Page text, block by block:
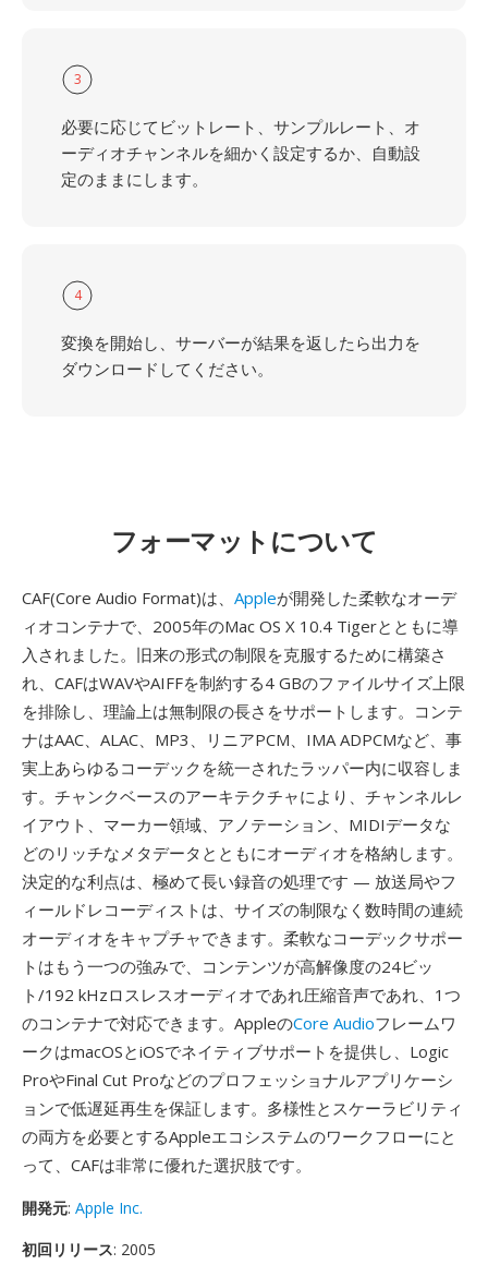
3
必要に応じてビットレート、サンプルレート、オ
ーディオチャンネルを細かく設定するか、自動設
定のままにします。
4
変換を開始し、サーバーが結果を返したら出力を
ダウンロードしてください。
フォーマットについて
CAF(Core Audio Format)は、 Appleが開発した柔軟なオーデ
ィオコンテナで、2005年のMac OS X 10.4 Tigerとともに導
入されました。旧来の形式の制限を克服するために構築さ
れ、CAFはWAVやAIFFを制約する4 GBのファイルサイズ上限
を排除し、理論上は無制限の長さをサポートします。コンテ
ナはAAC、ALAC、MP3、リニアPCM、IMA ADPCMなど、事
実上あらゆるコーデックを統一されたラッパー内に収容しま
す。チャンクベースのアーキテクチャにより、チャンネルレ
イアウト、マーカー領域、アノテーション、MIDIデータな
どのリッチなメタデータとともにオーディオを格納します。
決定的な利点は、極めて長い録音の処理です — 放送局やフ
ィールドレコーディストは、サイズの制限なく数時間の連続
オーディオをキャプチャできます。柔軟なコーデックサポー
トはもう一つの強みで、コンテンツが高解像度の24ビッ
ト/192 kHzロスレスオーディオであれ圧縮音声であれ、1つ
のコンテナで対応できます。AppleのCore Audioフレームワ
ークはmacOSとiOSでネイティブサポートを提供し、Logic
ProやFinal Cut Proなどのプロフェッショナルアプリケーシ
ョンで低遅延再生を保証します。多様性とスケーラビリティ
の両方を必要とするAppleエコシステムのワークフローにと
って、CAFは非常に優れた選択肢です。
開発元: Apple Inc.
初回リリース: 2005